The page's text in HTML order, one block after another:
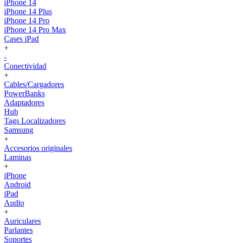
iPhone 14
iPhone 14 Plus
iPhone 14 Pro
iPhone 14 Pro Max
Cases iPad
+
-
Conectividad
+
Cables/Cargadores
PowerBanks
Adaptadores
Hub
Tags Localizadores
Samsung
+
Accesorios originales
Laminas
+
iPhone
Android
iPad
Audio
+
Auriculares
Parlantes
Soportes